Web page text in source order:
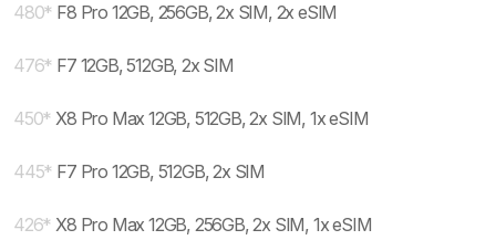
480* F8 Pro 12GB, 256GB, 2x SIM, 2x eSIM
476* F7 12GB, 512GB, 2x SIM
450* X8 Pro Max 12GB, 512GB, 2x SIM, 1x eSIM
445* F7 Pro 12GB, 512GB, 2x SIM
426* X8 Pro Max 12GB, 256GB, 2x SIM, 1x eSIM